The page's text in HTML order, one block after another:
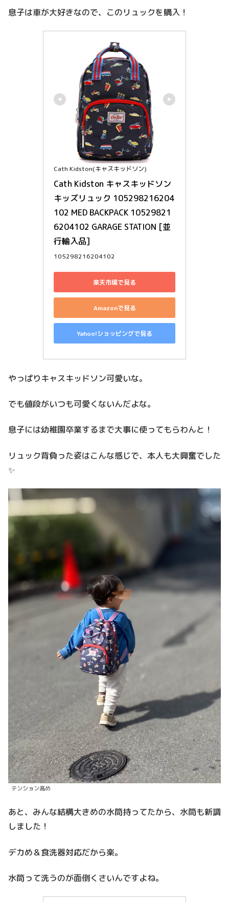
息子は車が大好きなので、このリュックを購入！
Cath Kidston(キャスキッドソン)
Cath Kidston キャスキッドソン
キッズリュック 105298216204
102 MED BACKPACK 10529821
6204102 GARAGE STATION [並
行輸入品]
105298216204102
楽天市場で見る
Amazonで見る
Yahoo!ショッピングで見る
やっぱりキャスキッドソン可愛いな。
でも値段がいつも可愛くないんだよな。
息子には幼稚園卒業するまで大事に使ってもらわんと！
リュック背負った姿はこんな感じで、本人も大興奮でした
✨
テンション高め
あと、みんな結構大きめの水筒持ってたから、水筒も新調
しました！
デカめ＆食洗器対応だから楽。
水筒って洗うのが面倒くさいんですよね。